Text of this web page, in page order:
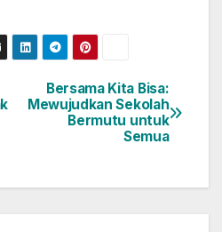
Bersama Kita Bisa:
Mewujudkan Sekolah
Bermutu untuk
Semua